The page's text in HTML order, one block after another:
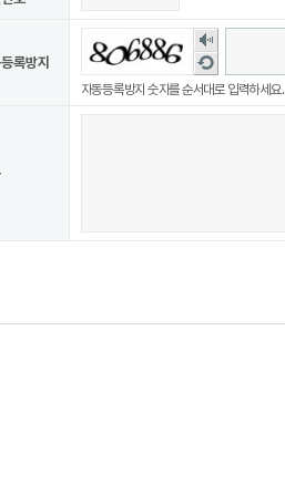
록방지
숫
자
음
성
듣
새
로
고
자동등록방지 숫자를 순서대로 입력하세요.